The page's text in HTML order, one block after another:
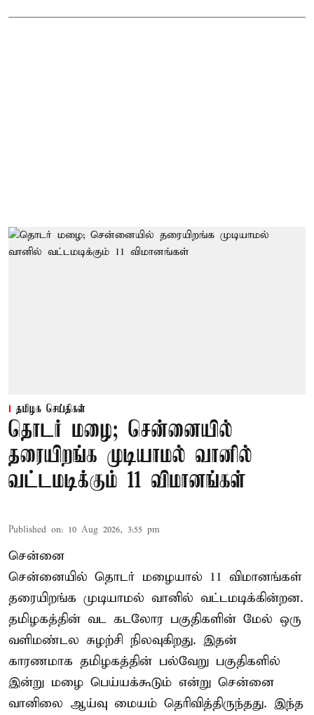
தமிழக செய்திகள்
தொடர் மழை; சென்னையில்
தரையிறங்க முடியாமல் வானில்
வட்டமடிக்கும் 11 விமானங்கள்
Published on: 10 Aug 2026, 3:55 pm
சென்னை
சென்னையில் தொடர் மழையால் 11 விமானங்கள்
தரையிறங்க முடியாமல் வானில் வட்டமடிக்கின்றன.
தமிழகத்தின் வட கடலோர பகுதிகளின் மேல் ஒரு
வளிமண்டல சுழற்சி நிலவுகிறது. இதன்
காரணமாக தமிழகத்தின் பல்வேறு பகுதிகளில்
இன்று மழை பெய்யக்கூடும் என்று சென்னை
வானிலை ஆய்வு மையம் தெரிவித்திருந்தது. இந்த